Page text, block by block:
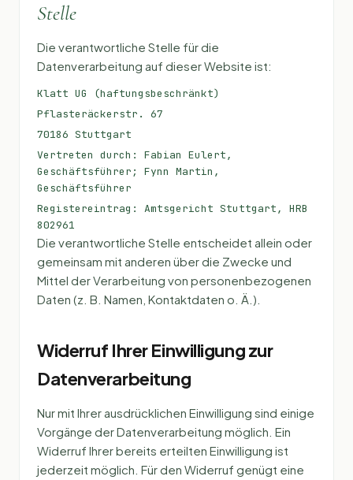
Stelle
Die verantwortliche Stelle für die
Datenverarbeitung auf dieser Website ist:
Klatt UG (haftungsbeschränkt)
Pflasteräckerstr. 67
70186 Stuttgart
Vertreten durch: Fabian Eulert,
Geschäftsführer; Fynn Martin,
Geschäftsführer
Registereintrag: Amtsgericht Stuttgart, HRB
802961
Die verantwortliche Stelle entscheidet allein oder
gemeinsam mit anderen über die Zwecke und
Mittel der Verarbeitung von personenbezogenen
Daten (z. B. Namen, Kontaktdaten o. Ä.).
Widerruf Ihrer Einwilligung zur
Datenverarbeitung
Nur mit Ihrer ausdrücklichen Einwilligung sind einige
Vorgänge der Datenverarbeitung möglich. Ein
Widerruf Ihrer bereits erteilten Einwilligung ist
jederzeit möglich. Für den Widerruf genügt eine